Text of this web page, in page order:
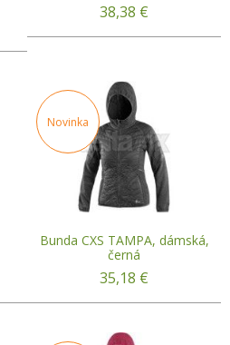
38,38 €
Novinka
Bunda CXS TAMPA, dámská,
černá
35,18 €